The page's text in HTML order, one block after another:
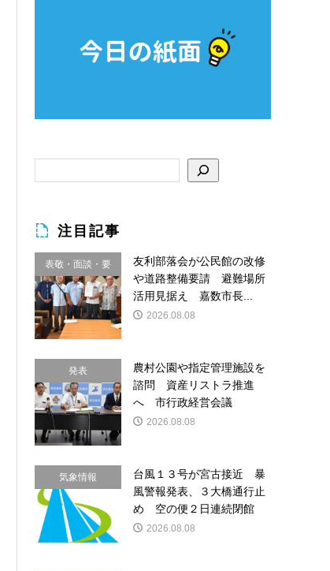
注目記事
表敬・面談・要
請
友利部落会が公民館の改修
や道路整備要請 避難場所
活用見据え 嘉数市長...
2026.08.08
発表
農村公園や指定管理施設を
諮問 資産リストラ推進
へ 市行政経営会議
2026.08.08
気象情報
台風１３号が宮古接近 暴
風警報発表、３大橋通行止
め 空の便２日連続閉館
2026.08.08